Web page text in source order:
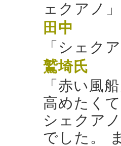
ェクアノ
田中
「シェク
鷲埼氏
「赤い風
高めたく
シェクア
でした。